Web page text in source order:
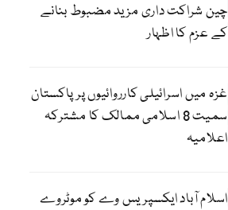
چین شراکت داری مزید مضبوط بنانے
کے عزم کا اظہار
غزہ میں اسرائیلی کارروائیوں پر پاکستان
سمیت 8 اسلامی ممالک کا مشترکہ
اعلامیہ
اسلام آباد ایکسپریس وے کو موٹروے